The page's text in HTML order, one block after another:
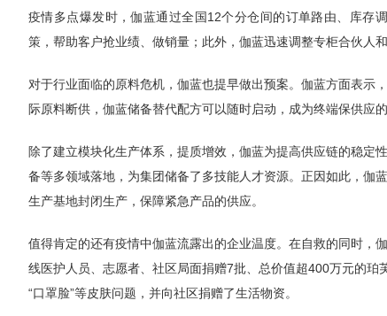
疫情多点爆发时，伽蓝通过全国12个分仓间的订单路由、库存
策，帮助客户抢业绩、做销量；此外，伽蓝迅速调整专柜合伙人
对于行业面临的原料危机，伽蓝也提早做出预案。伽蓝方面表示
际原料断供，伽蓝储备替代配方可以随时启动，成为终端保供应的
除了建立模块化生产体系，提质增效，伽蓝为提高供应链的稳
备等多领域落地，为集团储备了多技能人才资源。正因如此，伽
生产基地封闭生产，保障紧急产品的供应。
值得肯定的还有疫情中伽蓝流露出的企业温度。在自救的同时，
线医护人员、志愿者、社区局面捐赠7批、总价值超400万元的
“口罩脸”等皮肤问题，并向社区捐赠了生活物资。